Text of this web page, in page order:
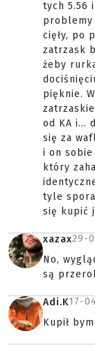
tych 5.56
problemy
cięły, po
zatrzask
żeby
pięknie.
od KA i...
się za
i on
który
tyle
się kupić
xazax29-
No,
są
Adi.K17-
Kupił